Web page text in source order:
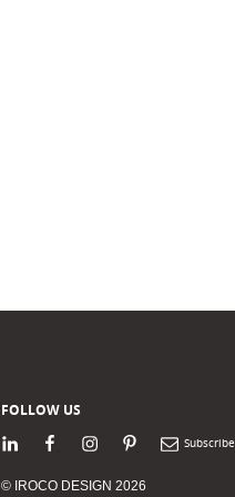
FOLLOW US
LinkedInFacebookInstagramPinterestNewsletter
© IROCO DESIGN 2026